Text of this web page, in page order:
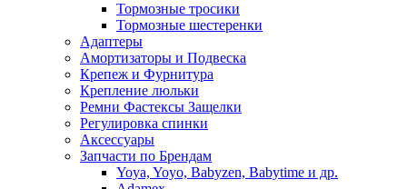
Тормозные тросики
Тормозные шестеренки
Адаптеры
Амортизаторы и Подвеска
Крепеж и Фурнитура
Крепление люльки
Ремни Фастексы Защелки
Регулировка спинки
Аксессуары
Запчасти по Брендам
Yoya, Yoyo, Babyzen, Babytime и др.